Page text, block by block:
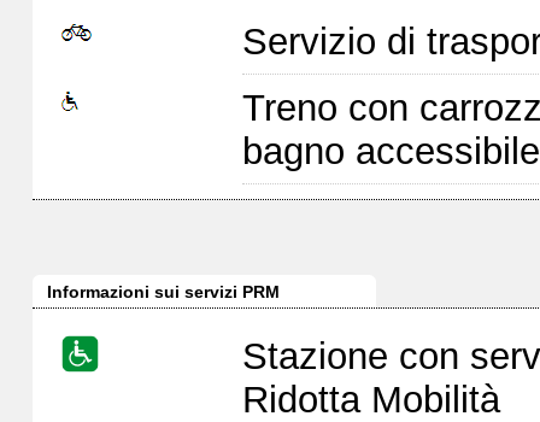
Servizio di
Treno con
bagno
Informazioni sui servizi PRM
Stazione con
Ridotta Mobilità